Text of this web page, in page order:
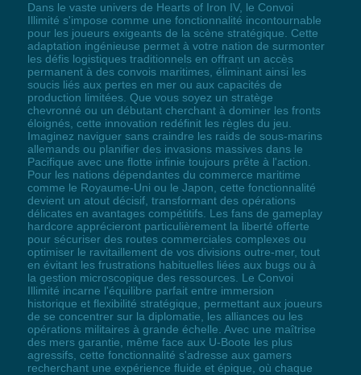
Dans le vaste univers de Hearts of Iron IV, le Convoi
Illimité s'impose comme une fonctionnalité incontournable
pour les joueurs exigeants de la scène stratégique. Cette
adaptation ingénieuse permet à votre nation de surmonter
les défis logistiques traditionnels en offrant un accès
permanent à des convois maritimes, éliminant ainsi les
soucis liés aux pertes en mer ou aux capacités de
production limitées. Que vous soyez un stratège
chevronné ou un débutant cherchant à dominer les fronts
éloignés, cette innovation redéfinit les règles du jeu.
Imaginez naviguer sans craindre les raids de sous-marins
allemands ou planifier des invasions massives dans le
Pacifique avec une flotte infinie toujours prête à l'action.
Pour les nations dépendantes du commerce maritime
comme le Royaume-Uni ou le Japon, cette fonctionnalité
devient un atout décisif, transformant des opérations
délicates en avantages compétitifs. Les fans de gameplay
hardcore apprécieront particulièrement la liberté offerte
pour sécuriser des routes commerciales complexes ou
optimiser le ravitaillement de vos divisions outre-mer, tout
en évitant les frustrations habituelles liées aux bugs ou à
la gestion microscopique des ressources. Le Convoi
Illimité incarne l'équilibre parfait entre immersion
historique et flexibilité stratégique, permettant aux joueurs
de se concentrer sur la diplomatie, les alliances ou les
opérations militaires à grande échelle. Avec une maîtrise
des mers garantie, même face aux U-Boote les plus
agressifs, cette fonctionnalité s'adresse aux gamers
recherchant une expérience fluide et épique, où chaque